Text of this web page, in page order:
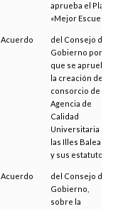
aprueba el Plan
«Mejor Escuela»
Acuerdo
del Consejo de
Gobierno por el
que se aprueba
la creación del
consorcio de la
Agencia de
Calidad
Universitaria de
las Illes Balears
y sus estatutos
Acuerdo
del Consejo de
Gobierno,
sobre la